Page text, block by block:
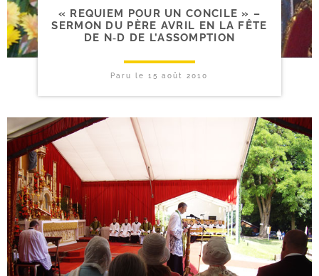
« REQUIEM POUR UN CONCILE » –
SERMON DU PÈRE AVRIL EN LA FÊTE
DE N‑D DE L’ASSOMPTION
Paru le15 août 2010